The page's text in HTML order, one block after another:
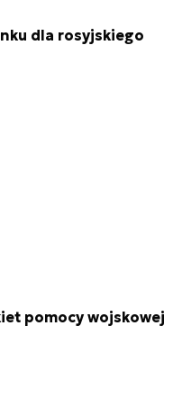
dla rosyjskiego
pomocy wojskowej